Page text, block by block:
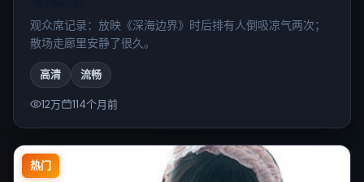
观众席记录：放映《深海边界》时后排有人倒吸凉气两次；
散场走廊里安静了很久。
高清 流畅
12万 114个月前
热门